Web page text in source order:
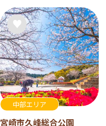
中部エリア
宮崎市久峰総合公園